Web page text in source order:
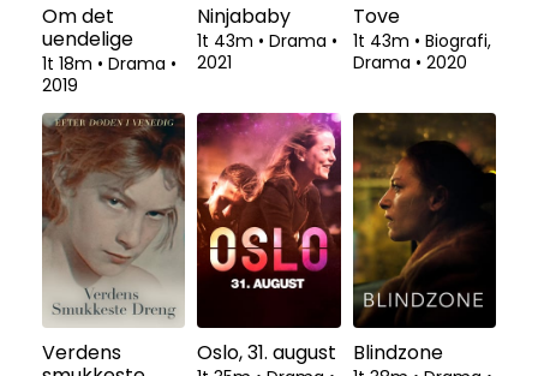
Om det
uendelige
1t 18m • Drama •
2019
Ninjababy
1t 43m • Drama •
2021
Tove
1t 43m • Biografi,
Drama • 2020
Verdens
Oslo, 31. august Blindzone